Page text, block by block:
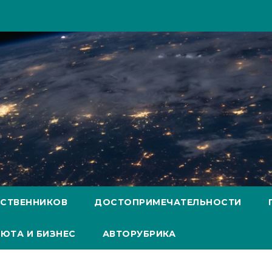
ДОСТОПРИМЕЧАТЕЛЬНОСТИ
И БИЗНЕС АВТОРУБРИКА